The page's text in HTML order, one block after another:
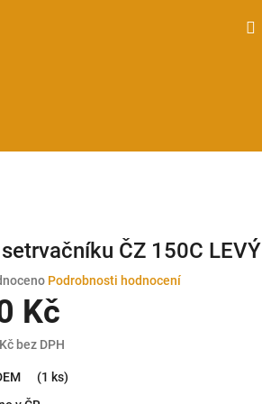
ČZ 150C LEVÝ
Podrobnosti hodnocení
Kč
bez DPH
(1 ks)